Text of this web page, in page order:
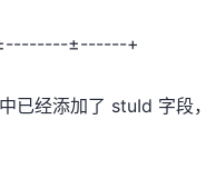
±------+
已经添加了 stuId 字段